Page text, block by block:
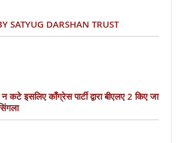
SATYUG DARSHAN TRUST
कटे इसलिए काँग्रेस पार्टी द्वारा बीएलए 2 किए जा